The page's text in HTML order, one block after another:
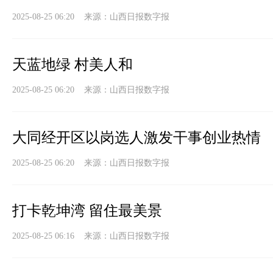
2025-08-25 06:20 来源： 山西日报数字报
天蓝地绿 村美人和
2025-08-25 06:20 来源： 山西日报数字报
大同经开区以岗选人激发干事创业热情
2025-08-25 06:20 来源： 山西日报数字报
打卡乾坤湾 留住最美景
2025-08-25 06:16 来源： 山西日报数字报